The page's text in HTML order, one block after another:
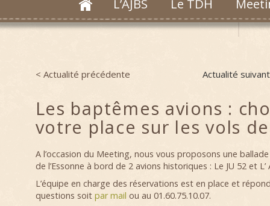
L’AJBS Le TDH
Post navigation
Actualité
< Actualité précédente
Les baptêmes avions :
votre place sur les vols
A l’occasion du Meeting, nous vous proposons une
de l’Essonne à bord de 2 avions historiques : Le JU 52 et L’
L’équipe en charge des réservations est en place et
questions soit par mail ou au 01.60.75.10.07.